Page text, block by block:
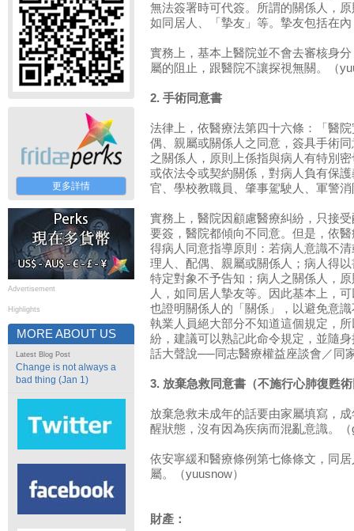
更多詳情
Advertisement
Highlights
MORE ABOUT US
Latest Blog Post
Change is not always a
bad thing (Jan 1)
無法簽署時可代簽。所謂的關係人，
如同居人、「摯友」等。摯友包括在
實務上，基本上醫院並不會去審核身
屬的阻止，跟醫院不讓探視無關。（
2. 手術同意書
法律上，依醫療法第四十六條：「醫
偶、親屬或關係人之同意，簽具手術
之關係人，原則上係指與病人有特別
或依法令或契約關係，對病人負有保
官、學校教職員、肇事駕駛人、軍警
實務上，醫院因顧慮醫療糾紛，只接
要簽，醫院都傾向不同意。但是，依
得病人同意指導原則：若病人意識不
理人、配偶、親屬或關係人；病人得
特定對象不予告知；病人之關係人，
人，如同居人摯友等。因此基本上，
也證明關係人的「關係」，以避免意
執業人員絕大部分不知道這個規定，
紛，建議可以熟記此命令規定，並隨
話大聲說──同志醫療權益座談會／同
3. 放棄急救同意書（不施行心肺復甦
放棄急救未成年的話要由家屬填寫，
醒狀態，沒有因為疾病而混亂意識。
依安寧緩和醫療條例第七條條文，同
屬。（yuusnow）
財產：